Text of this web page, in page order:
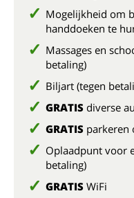
Mogelijkheid om
handdoeken te
Massages en
betaling)
Biljart (tegen
GRATIS diverse
GRATIS parkeren
Oplaadpunt voor
betaling)
GRATIS WiFi